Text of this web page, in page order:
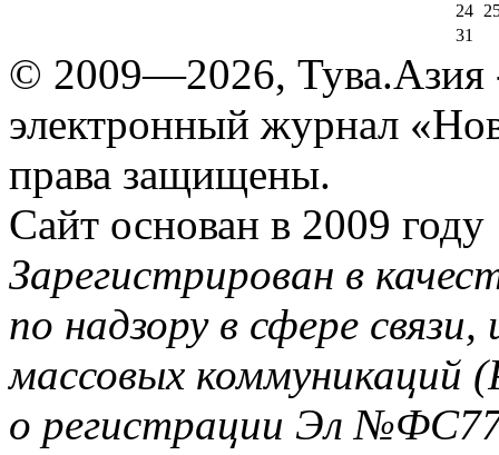
24
31
© 2009—2026, Тува.Азия
электронный журнал
права защищены.
Сайт основан в 2009 году
Зарегистрирован в
по надзору в сфере
массовых коммуникаций
о регистрации Эл